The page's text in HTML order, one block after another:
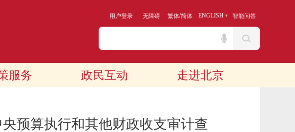
用户登录 无障碍 繁体/简体 ENGLISH 智能问答
服务 政民互动 走进北京
预算执行和其他财政收支审计查